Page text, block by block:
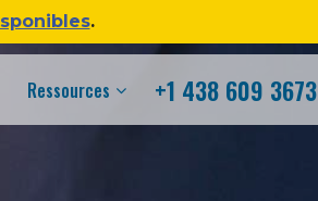
.
Ressources +1 438 609 3673